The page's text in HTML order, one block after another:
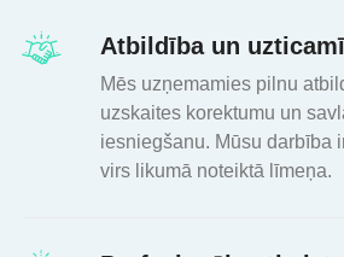
Atbildība un
Mēs uzņemamies pilnu
uzskaites korektumu un
iesniegšanu. Mūsu darbība
virs likumā noteiktā līmeņa.